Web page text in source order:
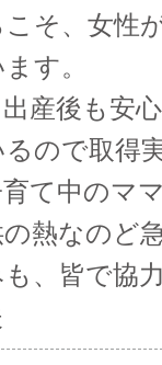
そ、女性
す。
産後も安
るので取得
育て中のマ
熱なのど
、皆で協